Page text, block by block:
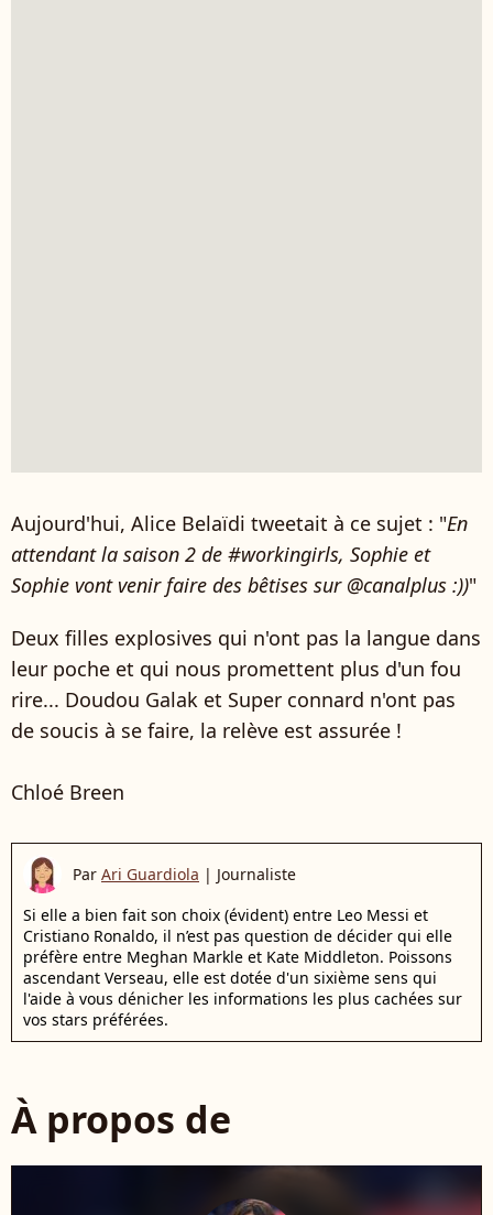
Aujourd'hui, Alice Belaïdi tweetait à ce sujet : "En
attendant la saison 2 de #workingirls, Sophie et
Sophie vont venir faire des bêtises sur @canalplus :))"
Deux filles explosives qui n'ont pas la langue dans
leur poche et qui nous promettent plus d'un fou
rire... Doudou Galak et Super connard n'ont pas
de soucis à se faire, la relève est assurée !
Chloé Breen
Par Ari Guardiola | Journaliste
Si elle a bien fait son choix (évident) entre Leo Messi et
Cristiano Ronaldo, il n’est pas question de décider qui elle
préfère entre Meghan Markle et Kate Middleton. Poissons
ascendant Verseau, elle est dotée d'un sixième sens qui
l'aide à vous dénicher les informations les plus cachées sur
vos stars préférées.
À propos de